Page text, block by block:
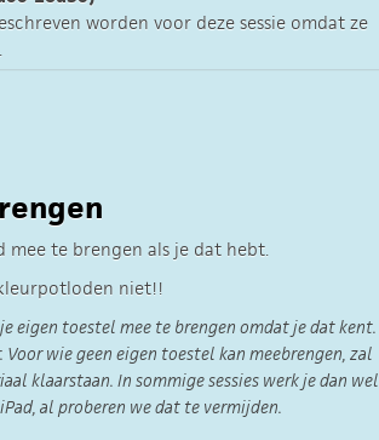
worden voor deze sessie omdat ze
mee te brengen als je dat hebt.
niet!!
eigen toestel mee te brengen omdat je dat kent.
wie geen eigen toestel kan meebrengen, zal
klaarstaan. In sommige sessies werk je dan wel
al proberen we dat te vermijden.